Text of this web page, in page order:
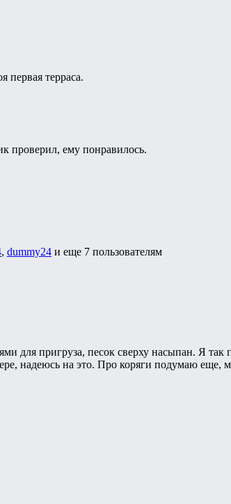
первая терраса.
проверил, ему понравилось.
, dummy24 и еще 7 пользователям
для пригруза, песок сверху насыпан. Я так
надеюсь на это. Про коряги подумаю еще,